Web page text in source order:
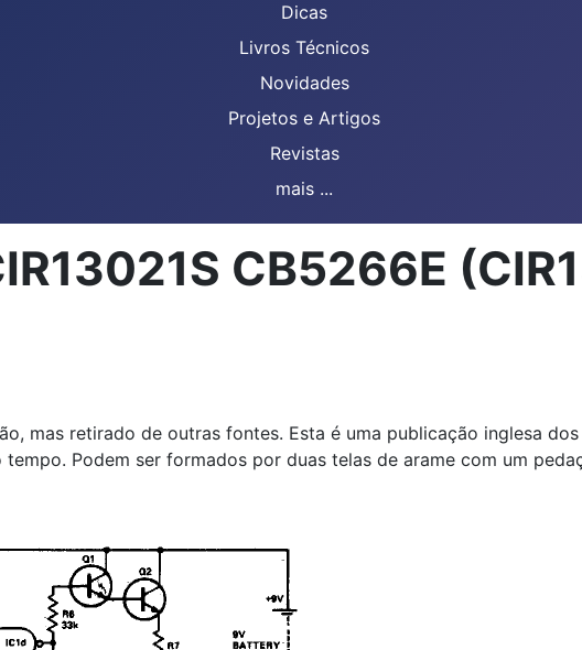
Dicas
Livros Técnicos
Novidades
Projetos e Artigos
Revistas
mais ...
CB5266E
mas retirado de outras fontes. Esta é uma publicação inglesa
Podem ser formados por duas telas de arame com um